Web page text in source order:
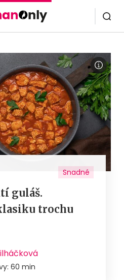
Snadné
guláš.
trochu
60 min